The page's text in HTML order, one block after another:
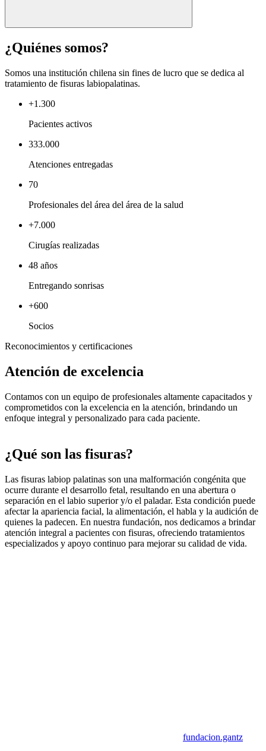
¿Quiénes somos?
Somos una institución chilena sin fines de lucro que se dedica al
tratamiento de fisuras labiopalatinas.
+1.300
Pacientes activos
333.000
Atenciones entregadas
70
Profesionales del área del área de la salud
+7.000
Cirugías realizadas
48 años
Entregando sonrisas
+600
Socios
Reconocimientos y certificaciones
Atención de excelencia
Contamos con un equipo de profesionales altamente capacitados y
comprometidos con la excelencia en la atención, brindando un
enfoque integral y personalizado para cada paciente.
¿Qué son las fisuras?
Las fisuras labiop palatinas son una malformación congénita que
ocurre durante el desarrollo fetal, resultando en una abertura o
separación en el labio superior y/o el paladar. Esta condición puede
afectar la apariencia facial, la alimentación, el habla y la audición de
quienes la padecen. En nuestra fundación, nos dedicamos a brindar
atención integral a pacientes con fisuras, ofreciendo tratamientos
especializados y apoyo continuo para mejorar su calidad de vida.
fundacion.gantz